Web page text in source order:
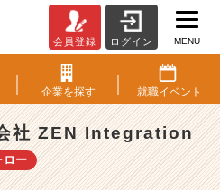
会員登録 ログイン MENU
企業を探す 就職イベント
社 ZEN Integration
ロー